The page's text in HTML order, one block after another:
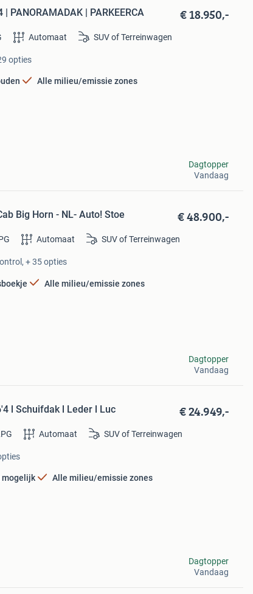
PANORAMADAK | PARKEERCA € 18.950,-
Automaat SUV of Terreinwagen
opties
Alle milieu/emissie zones
Dagtopper
Vandaag
Big Horn - NL- Auto! Stoe € 48.900,-
Automaat SUV of Terreinwagen
+ 35 opties
Alle milieu/emissie zones
Dagtopper
Vandaag
l Schuifdak l Leder l Luc € 24.949,-
Automaat SUV of Terreinwagen
mogelijk Alle milieu/emissie zones
Dagtopper
Vandaag